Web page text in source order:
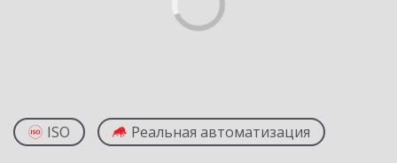
ISO Реальная автоматизация